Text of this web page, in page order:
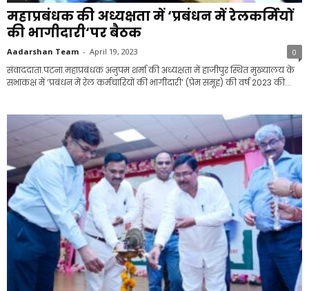
महाप्रबंधक की अध्यक्षता में ‘प्रबंधन में रेलकर्मियों
की भागीदारी‘पर बैठक
Aadarshan Team - April 19, 2023 0
संवाददाता.पटना.महाप्रबंधक अनुपम शर्मा की अध्यक्षता में हाजीपुर स्थित मुख्यालय के
सभाकक्ष में ’प्रबंधन में रेल कर्मचारियों की भागीदारी’ (प्रेम समूह) की वर्ष 2023 की...